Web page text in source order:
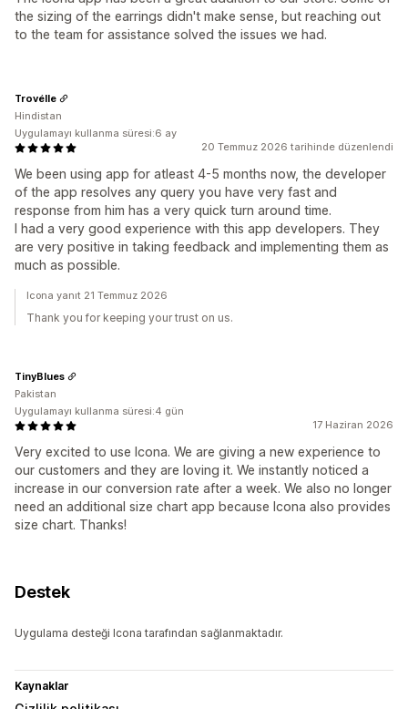
the sizing of the earrings didn't make sense, but reaching out
to the team for assistance solved the issues we had.
20 Temmuz 2026 tarihinde düzenlendi
We been using app for atleast 4-5 months now, the developer
of the app resolves any query you have very fast and
response from him has a very quick turn around time.
I had a very good experience with this app developers. They
are very positive in taking feedback and implementing them as
much as possible.
Trovélle
Hindistan
Uygulamayı kullanma süresi:6 ay
Icona yanıt 21 Temmuz 2026
Thank you for keeping your trust on us.
17 Haziran 2026
Very excited to use Icona. We are giving a new experience to
our customers and they are loving it. We instantly noticed a
increase in our conversion rate after a week. We also no longer
need an additional size chart app because Icona also provides
size chart. Thanks!
TinyBlues
Pakistan
Uygulamayı kullanma süresi:4 gün
Destek
Uygulama desteği Icona tarafından sağlanmaktadır.
Kaynaklar